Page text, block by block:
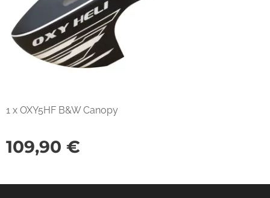
1 x OXY5HF B&W Canopy
109,90 €